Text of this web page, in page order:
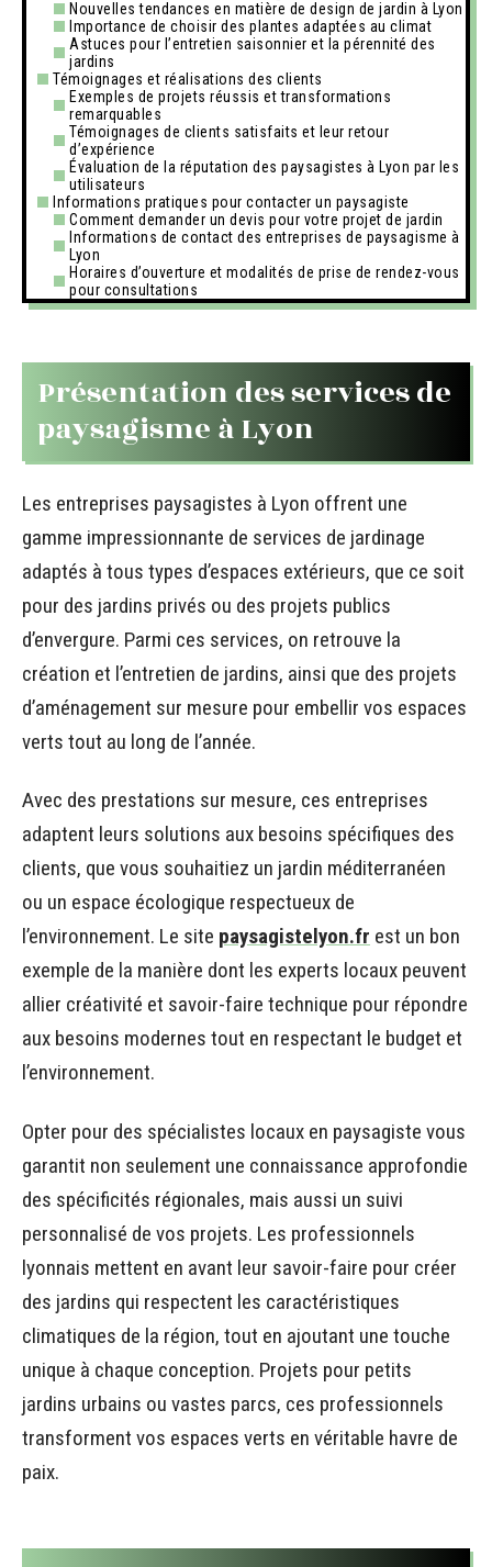
Nouvelles tendances en matière de design de jardin à Lyon
Importance de choisir des plantes adaptées au climat
Astuces pour l’entretien saisonnier et la pérennité des
jardins
Témoignages et réalisations des clients
Exemples de projets réussis et transformations
remarquables
Témoignages de clients satisfaits et leur retour
d’expérience
Évaluation de la réputation des paysagistes à Lyon par les
utilisateurs
Informations pratiques pour contacter un paysagiste
Comment demander un devis pour votre projet de jardin
Informations de contact des entreprises de paysagisme à
Lyon
Horaires d’ouverture et modalités de prise de rendez-vous
pour consultations
Présentation des services de
paysagisme à Lyon
Les entreprises paysagistes à Lyon offrent une
gamme impressionnante de services de jardinage
adaptés à tous types d’espaces extérieurs, que ce soit
pour des jardins privés ou des projets publics
d’envergure. Parmi ces services, on retrouve la
création et l’entretien de jardins, ainsi que des projets
d’aménagement sur mesure pour embellir vos espaces
verts tout au long de l’année.
Avec des prestations sur mesure, ces entreprises
adaptent leurs solutions aux besoins spécifiques des
clients, que vous souhaitiez un jardin méditerranéen
ou un espace écologique respectueux de
l’environnement. Le site paysagistelyon.fr est un bon
exemple de la manière dont les experts locaux peuvent
allier créativité et savoir-faire technique pour répondre
aux besoins modernes tout en respectant le budget et
l’environnement.
Opter pour des spécialistes locaux en paysagiste vous
garantit non seulement une connaissance approfondie
des spécificités régionales, mais aussi un suivi
personnalisé de vos projets. Les professionnels
lyonnais mettent en avant leur savoir-faire pour créer
des jardins qui respectent les caractéristiques
climatiques de la région, tout en ajoutant une touche
unique à chaque conception. Projets pour petits
jardins urbains ou vastes parcs, ces professionnels
transforment vos espaces verts en véritable havre de
paix.